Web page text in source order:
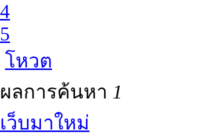
4
5
โหวต
ผลการค้นหา 1
เว็บมาใหม่